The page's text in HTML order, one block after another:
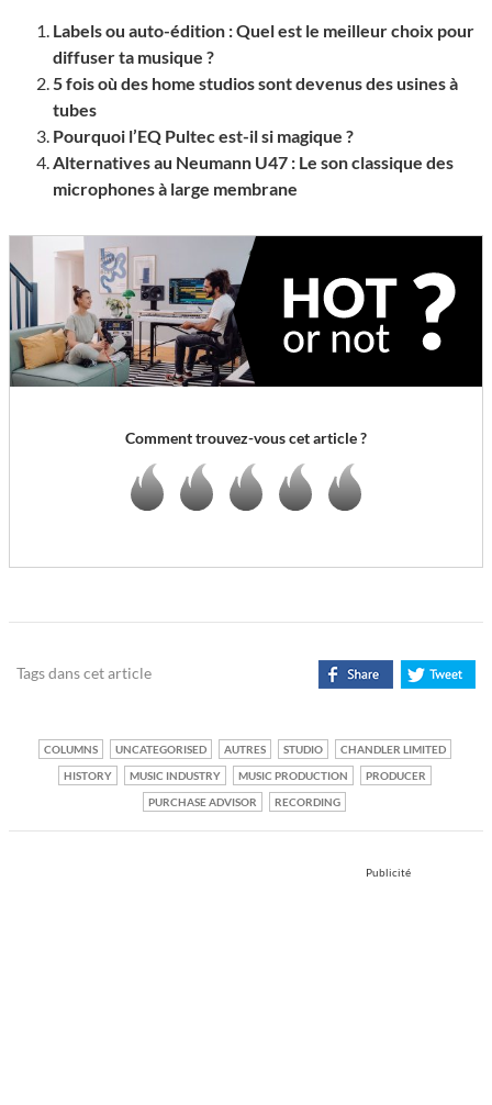
Labels ou auto-édition : Quel est le meilleur choix pour
diffuser ta musique ?
5 fois où des home studios sont devenus des usines à
tubes
Pourquoi l’EQ Pultec est-il si magique ?
Alternatives au Neumann U47 : Le son classique des
microphones à large membrane
Comment trouvez-vous cet article ?
Tags dans cet article
COLUMNS UNCATEGORISED AUTRES STUDIO
CHANDLER LIMITED
HISTORY
MUSIC INDUSTRY MUSIC PRODUCTION
PRODUCER
PURCHASE ADVISOR
RECORDING
Publicité